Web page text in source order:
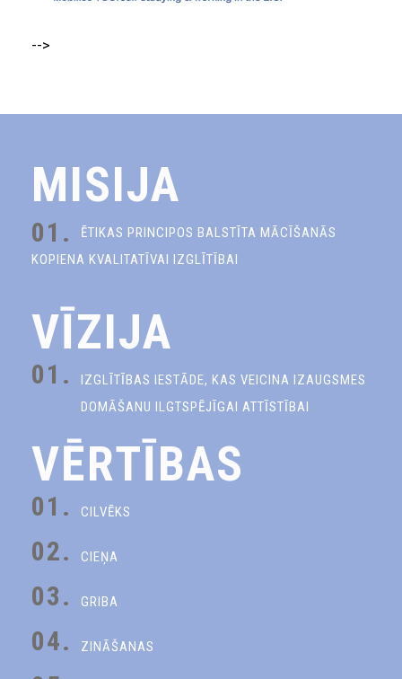
-->
MISIJA
01.
ĒTIKAS PRINCIPOS BALSTĪTA MĀCĪŠANĀS
KOPIENA KVALITATĪVAI IZGLĪTĪBAI
VĪZIJA
01.
IZGLĪTĪBAS IESTĀDE, KAS VEICINA IZAUGSMES
DOMĀŠANU ILGTSPĒJĪGAI ATTĪSTĪBAI
VĒRTĪBAS
01. CILVĒKS
02. CIEŅA
03. GRIBA
04. ZINĀŠANAS